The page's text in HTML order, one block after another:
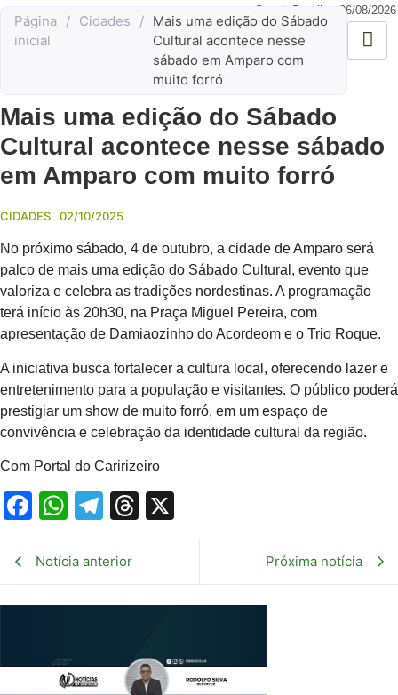
Sumé, Paraíba, 06/08/2026
Página
inicial
/ Cidades / Mais uma edição do Sábado
Cultural acontece nesse
sábado em Amparo com
muito forró
Mais uma edição do Sábado
Cultural acontece nesse sábado
em Amparo com muito forró
CIDADES 02/10/2025
No próximo sábado, 4 de outubro, a cidade de Amparo será
palco de mais uma edição do Sábado Cultural, evento que
valoriza e celebra as tradições nordestinas. A programação
terá início às 20h30, na Praça Miguel Pereira, com
apresentação de Damiaozinho do Acordeom e o Trio Roque.
A iniciativa busca fortalecer a cultura local, oferecendo lazer e
entretenimento para a população e visitantes. O público poderá
prestigiar um show de muito forró, em um espaço de
convivência e celebração da identidade cultural da região.
Com Portal do Caririzeiro
Facebook
WhatsApp
Telegram
Threads
Notícia anterior Próxima notícia